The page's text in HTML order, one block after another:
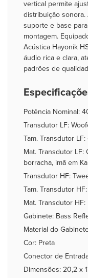
vertical permite
distribuição sonora.
suporte e base
montagem.
Acústica Hayonik
áudio rica e clara,
padrões de
Potência Nominal:
Transdutor LF:
Tam. Transdutor LF:
Mat. Transdutor
borracha, imã em
Transdutor HF:
Tam. Transdutor
Mat. Transdutor
Gabinete: Bass
Material do
Cor: Preta
Conector de
Dimensões: 20,2 x